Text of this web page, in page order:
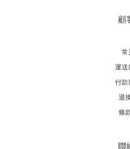
顧
常
運送
付款
退
條
聯